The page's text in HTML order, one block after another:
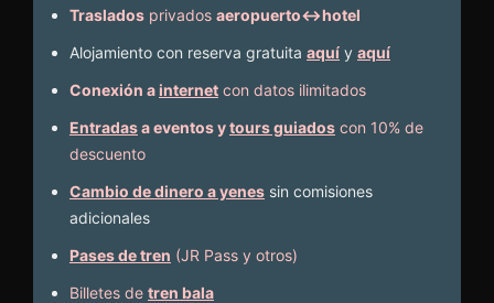
Traslados privados aeropuerto↔hotel
Alojamiento con reserva gratuita aquí y aquí
Conexión ainternet con datos ilimitados
Entradasa eventos ytours guiados con 10% de
descuento
Cambio de dinero a yenes sin comisiones
adicionales
Pases de tren (JR Pass y otros)
Billetes de tren bala